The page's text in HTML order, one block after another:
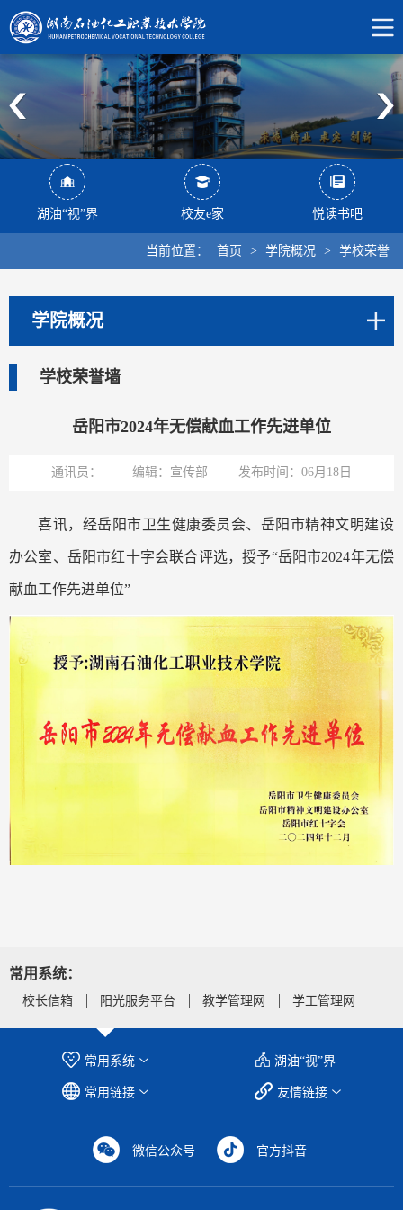
湖油“视”界 校友e家 悦读书吧
当前位置： 首页 > 学院概况 > 学校荣誉
学院概况
学校荣誉墙
岳阳市2024年无偿献血工作先进单位
通讯员： 编辑：宣传部 发布时间：06月18日
喜讯，经岳阳市卫生健康委员会、岳阳市精神文明建设
办公室、岳阳市红十字会联合评选，授予“岳阳市2024年无偿
献血工作先进单位”
常用系统：
校长信箱 阳光服务平台 教学管理网 学工管理网
湖油“视”界
常用系统
友情链接
常用链接
微信公众号 官方抖音